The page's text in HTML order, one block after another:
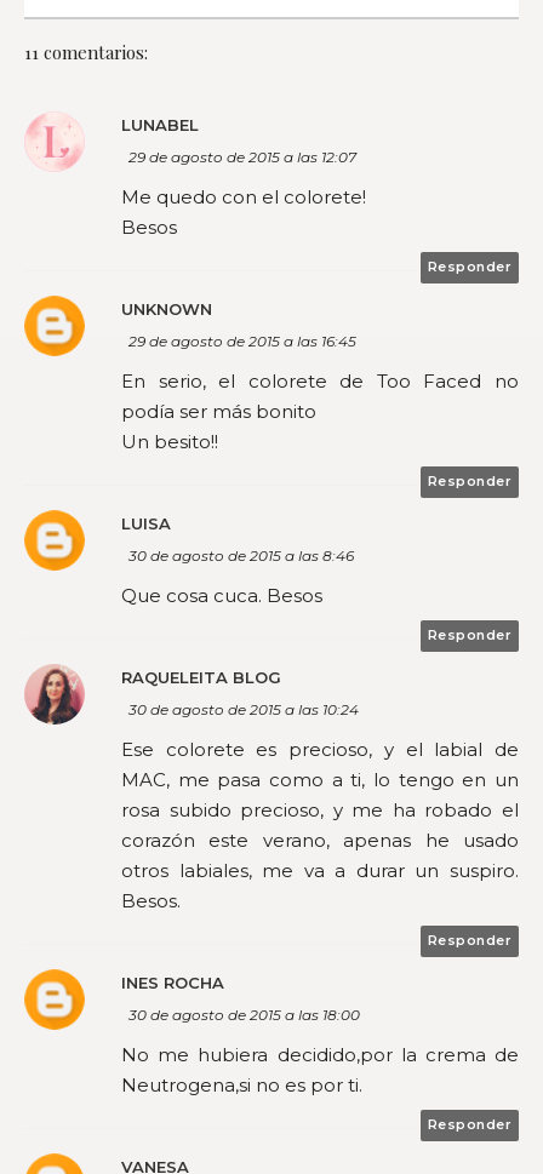
11 comentarios:
LUNABEL
29 de agosto de 2015 a las 12:07
Me quedo con el colorete!
Besos
Responder
UNKNOWN
29 de agosto de 2015 a las 16:45
En serio, el colorete de Too Faced no
podía ser más bonito
Un besito!!
Responder
LUISA
30 de agosto de 2015 a las 8:46
Que cosa cuca. Besos
Responder
RAQUELEITA BLOG
30 de agosto de 2015 a las 10:24
Ese colorete es precioso, y el labial de
MAC, me pasa como a ti, lo tengo en un
rosa subido precioso, y me ha robado el
corazón este verano, apenas he usado
otros labiales, me va a durar un suspiro.
Besos.
Responder
INES ROCHA
30 de agosto de 2015 a las 18:00
No me hubiera decidido,por la crema de
Neutrogena,si no es por ti.
Responder
VANESA